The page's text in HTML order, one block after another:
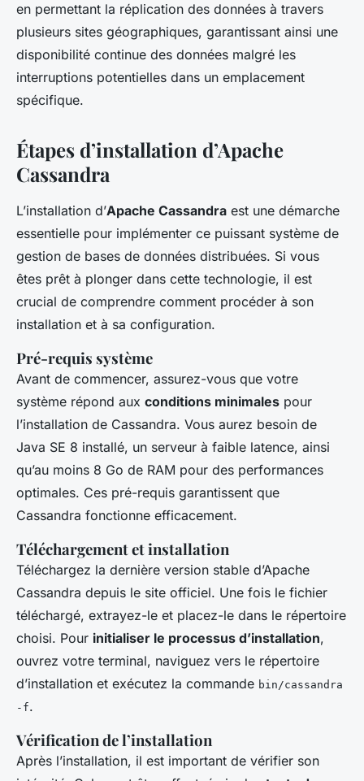
en permettant la réplication des données à travers
plusieurs sites géographiques, garantissant ainsi une
disponibilité continue des données malgré les
interruptions potentielles dans un emplacement
spécifique.
Étapes d’installation d’Apache
Cassandra
L’installation d’Apache Cassandra est une démarche
essentielle pour implémenter ce puissant système de
gestion de bases de données distribuées. Si vous
êtes prêt à plonger dans cette technologie, il est
crucial de comprendre comment procéder à son
installation et à sa configuration.
Pré-requis système
Avant de commencer, assurez-vous que votre
système répond aux conditions minimales pour
l’installation de Cassandra. Vous aurez besoin de
Java SE 8 installé, un serveur à faible latence, ainsi
qu’au moins 8 Go de RAM pour des performances
optimales. Ces pré-requis garantissent que
Cassandra fonctionne efficacement.
Téléchargement et installation
Téléchargez la dernière version stable d’Apache
Cassandra depuis le site officiel. Une fois le fichier
téléchargé, extrayez-le et placez-le dans le répertoire
choisi. Pour initialiser le processus d’installation,
ouvrez votre terminal, naviguez vers le répertoire
d’installation et exécutez la commande bin/cassandra
-f.
Vérification de l’installation
Après l’installation, il est important de vérifier son